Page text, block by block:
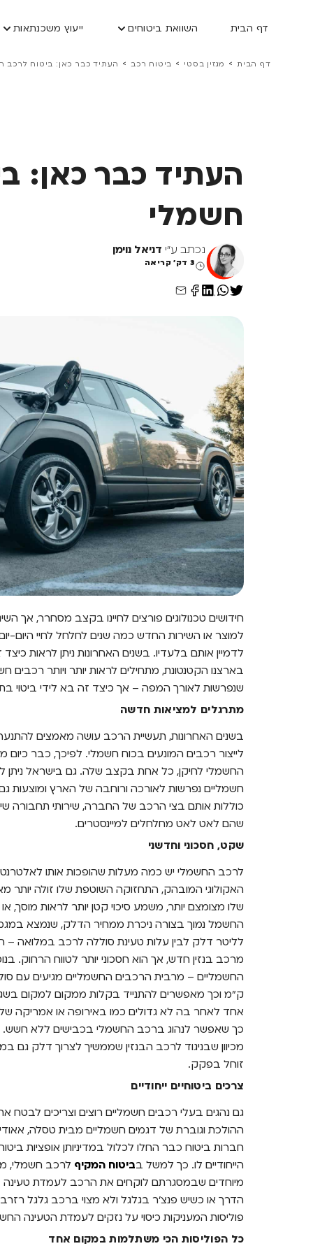
דף הבית השוואת ביטוחים ייעוץ משכנתאות
דף הבית > מגזין בסטי > ביטוח רכב > העתיד כבר כאן: ביטוח לרכב
העתיד כבר כאן:
חשמלי
נכתב ע"י דניאל נוימן
3 דק' קריאה
חידושים טכנולוגים פורצים לחיינו בקצב מסחרר, אך
למוצר או השירות החדש כמה שנים לחלחל לחיי היום-יום
לדמיין אותם בלעדיו. בשנים האחרונות ניתן לראות
בארצנו הקטנטונת, מתחילים לראות יותר ויותר
שנפרשות לאורך המפה – אך כיצד זה בא לידי ביטוי
מתרגלים למציאות חדשה
בשנים האחרונות, תעשיית הרכב עושה מאמצים להתנער
לייצור רכבים המונעים בכוח חשמלי. לפיכך, כבר
החשמלי לחיקן, כל אחת בקצב שלה. גם בישראל ניתן
חשמליים נפרשות לאורכה ורוחבה של הארץ ומוצעות
כוללות אותם בצי הרכב של החברה, שירותי תחבורה
שהם לאט לאט מחלחלים למיינסטרים.
שקט, חסכוני וחדשני
לרכב החשמלי יש כמה מעלות שהופכות אותו
האקולוגי המובהק, התחזוקה השוטפת שלו זולה
שלו מצומצם יותר, משמע סיכוי קטן יותר לראות מוסך,
החשמל נמוך בצורה ניכרת ממחיר הדלק, שנמצא
לליטר דלק לבין עלות טעינת סוללה לרכב במלואה –
מרכב בנזין חדש, אך הוא חסכוני יותר לטווח הרחוק.
ק"מ וכך מאפשרים להתנייד בקלות ממקום למקום
אחד לאחר בה לא גדולים כמו באירופה או אמריקה
כך שאפשר לנהוג ברכב החשמלי בכבישים ללא חשש.
מכיוון שבניגוד לרכב הבנזין שממשיך לצרוך דלק
זוחל בפקק.
צרכים ביטוחיים ייחודיים
גם נהגים בעלי רכבים חשמליים רוצים וצריכים לבטח
ההולכת וגוברת של דגמים חשמליים מבית טסלה,
חברות ביטוח כבר החלו לכלול במדיניותן אופציות
הייחודיים לו. כך למשל בביטוח המקיף לרכב חשמלי,
מיוחדים שבמסגרתם לוקחים את הרכב לעמדת
הדרך או כשיש פנצ'ר בגלגל ולא מצוי ברכב גלגל
פוליסות המעניקות כיסוי על נזקים לעמדת הטעינה
כל הפוליסות הכי משתלמות במקום אחד